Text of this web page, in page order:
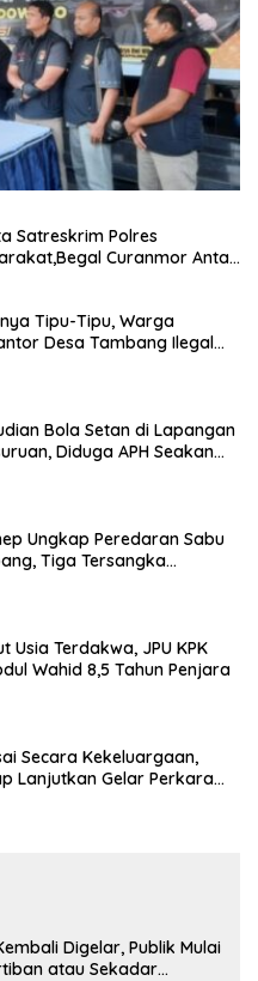
Satreskrim Polres
Curanmor Antar
Tipu-Tipu, Warga
Desa Tambang Ilegal
Bola Setan di Lapangan
Diduga APH Seakan
Ungkap Peredaran Sabu
Tiga Tersangka
Usia Terdakwa, JPU KPK
Wahid 8,5 Tahun Penjara
Secara Kekeluargaan,
Lanjutkan Gelar Perkara
Digelar, Publik Mulai
atau Sekadar